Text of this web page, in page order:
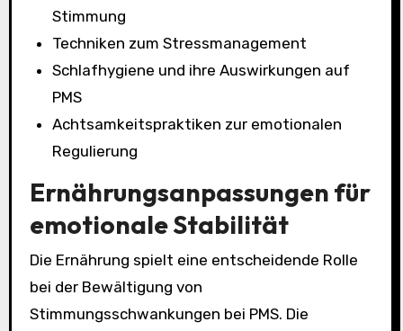
Stimmung
Techniken zum Stressmanagement
Schlafhygiene und ihre Auswirkungen auf
PMS
Achtsamkeitspraktiken zur emotionalen
Regulierung
Ernährungsanpassungen für
emotionale Stabilität
Die Ernährung spielt eine entscheidende Rolle
bei der Bewältigung von
Stimmungsschwankungen bei PMS. Die